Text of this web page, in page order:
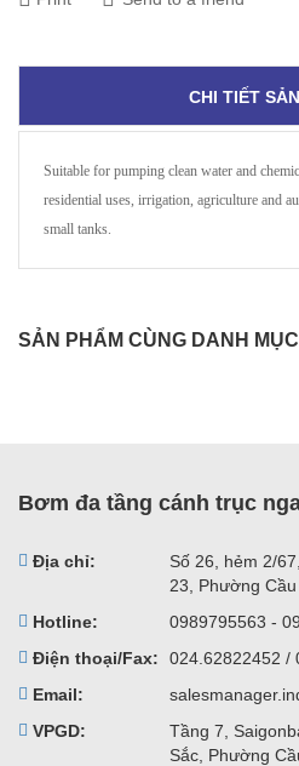
CHI TIẾT
Suitable for pumping clean water and
residential uses, irrigation, agriculture and
small tanks.
SẢN PHẨM CÙNG DANH MỤC
Bơm đa tầng cánh trục
Địa chỉ:
Số 26, hẻm 2/
23, Phường
Hotline:
0989795563 -
Điện thoại/Fax:
024.62822452 /
Email:
VPGD:
Tầng 7,
Sắc, Phường